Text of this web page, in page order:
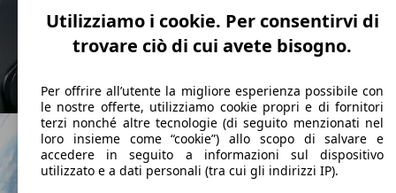
Utilizziamo i cookie. Per consentirvi di
trovare ciò di cui avete bisogno.
Per offrire all’utente la migliore esperienza possibile con
le nostre offerte, utilizziamo cookie propri e di fornitori
terzi nonché altre tecnologie (di seguito menzionati nel
loro insieme come “cookie”) allo scopo di salvare e
accedere in seguito a informazioni sul dispositivo
utilizzato e a dati personali (tra cui gli indirizzi IP).